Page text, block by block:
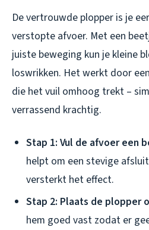
De vertrouwde plopper is je
verstopte afvoer. Met een
juiste beweging kun je kleine
loswrikken. Het werkt door
die het vuil omhoog trekt –
verrassend krachtig.
Stap 1: Vul de afvoer een
helpt om een stevige
versterkt het effect.
Stap 2: Plaats de plopper
hem goed vast zodat er